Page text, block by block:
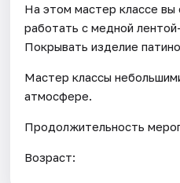
На этом мастер классе вы
работать с медной
Покрывать изделие
Мастер классы
атмосфере.
Продолжительность
Возраст: